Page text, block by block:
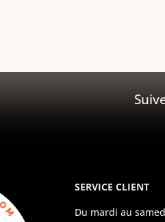
SERVICE CLIENT
Du mardi au